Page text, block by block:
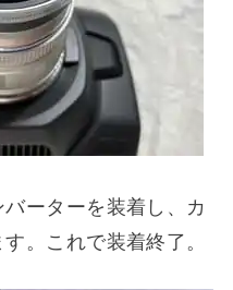
ーターを装着し、カ
。これで装着終了。